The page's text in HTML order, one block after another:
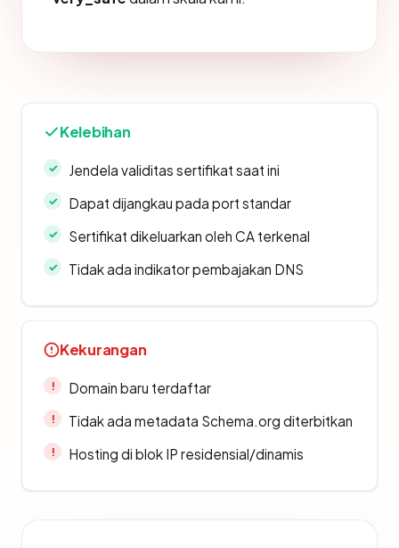
Kelebihan
Jendela validitas sertifikat saat ini
Dapat dijangkau pada port standar
Sertifikat dikeluarkan oleh CA terkenal
Tidak ada indikator pembajakan DNS
Kekurangan
Domain baru terdaftar
Tidak ada metadata Schema.org diterbitkan
Hosting di blok IP residensial/dinamis